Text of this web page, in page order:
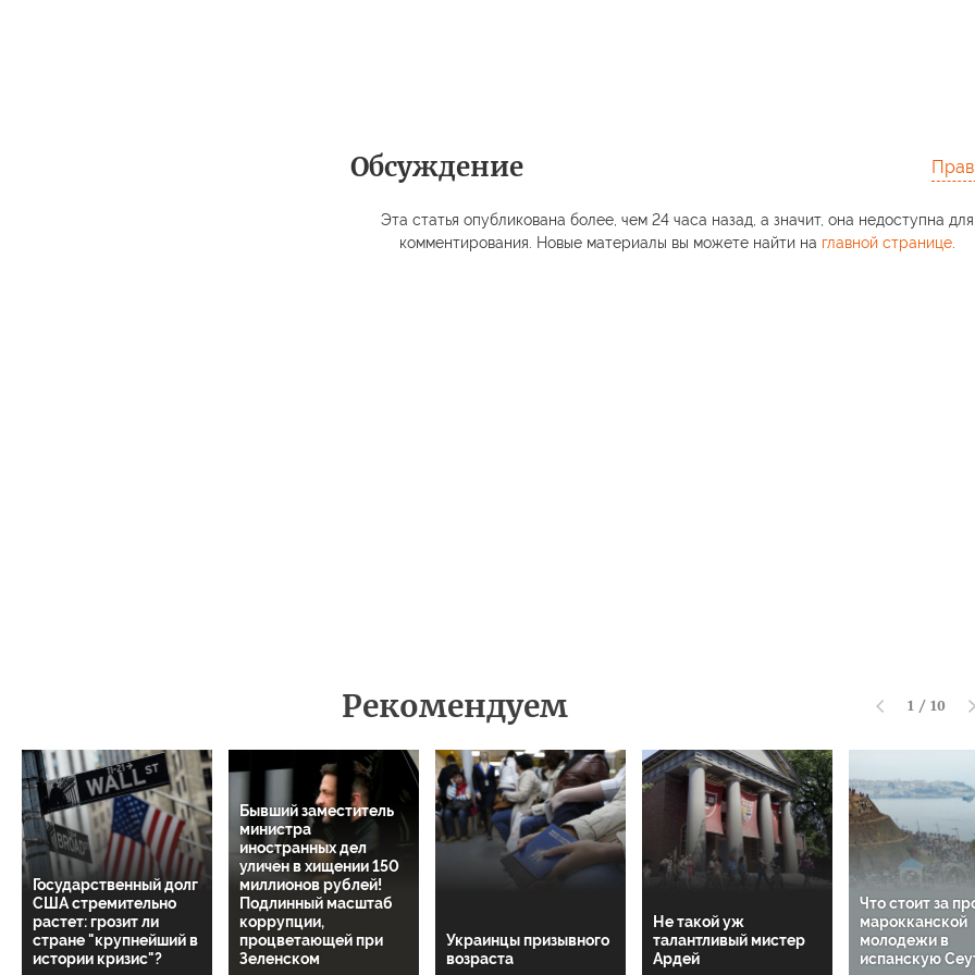
Обсуждение
Эта статья опубликована более, чем 24 часа назад, а значит, она недоступна для
комментирования. Новые материалы вы можете найти на главной странице.
Рекомендуем 1 / 10
Государственный долг
США стремительно
растет: грозит ли
стране "крупнейший в
истории кризис"?
Бывший заместитель
министра
иностранных дел
уличен в хищении 150
миллионов рублей!
Подлинный масштаб
коррупции,
процветающей при
Зеленском
Украинцы призывного
возраста
Не такой уж
талантливый мистер
Ардей
Что стоит за
марокканской
молодежи в
испанскую